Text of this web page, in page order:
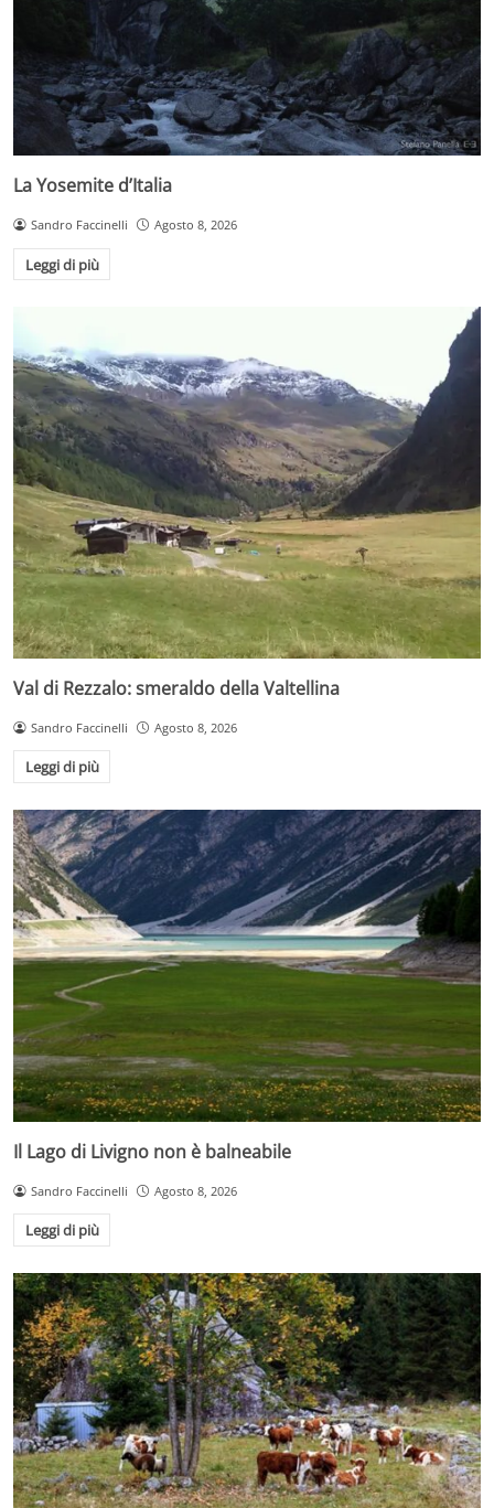
La Yosemite d’Italia
Sandro Faccinelli Agosto 8, 2026
Leggi di più
Val di Rezzalo: smeraldo della Valtellina
Sandro Faccinelli Agosto 8, 2026
Leggi di più
Il Lago di Livigno non è balneabile
Sandro Faccinelli Agosto 8, 2026
Leggi di più